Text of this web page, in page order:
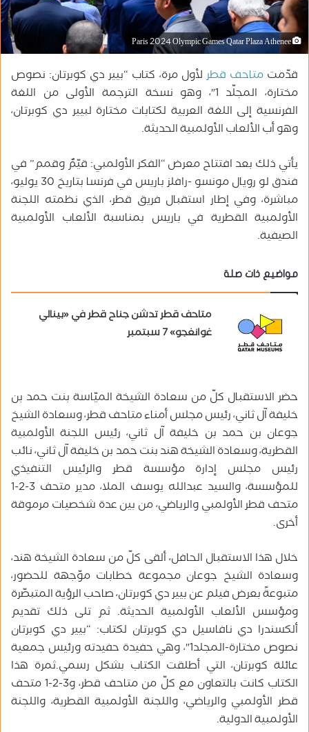
ك
ت
ر
و
Paris 2024 Olympic Games Qatar Plaza Athenee
قدّمتمتاحف قطر لأول مرة، كتاب “بيير دي كوبرتان: نصوص
مختارة، المجلّد 1″، وهو نسخة الترجمة الأولى من اللغة
الفرنسية إلى اللغة العربية لكتابات مختارة لبيير دي كوبرتان،
وهو أب الألعاب الأولمبية الحديثة.
يأتي ذلك بعد افتتاح معرض “الفكر الأولمبي: قيّمٌ وقمم” في
فندق لو رويال مونسو -رافلز باريس في فرنسا بتاريخ 30 يوليو،
مباشرة، وفي إطار استقبال فريق قطر، الذي نظمته اللجنة
الأولمبية القطرية في باريس بمناسبة الألعاب الأولمبية
الصيفية.
مواضيع ذات صلة
متاحف قطر تدشن جناح قطر في «بينالي
غوانغجو» 7 سبتمبر
حضر الاستقبال كلّ من سعادة الشيخة الميّاسة بنت حمد بن
خليفة آل ثاني، رئيس مجلس أمناء متاحف قطر، وسعادة الشيخ
جوعان بن حمد بن خليفة آل ثاني، رئيس اللجنة الأولمبية
القطرية، وسعادة الشيخة هند بنت حمد بن خليفة آل ثاني، نائب
رئيس مجلس إدارة مؤسسة قطر والرئيس التنفيذي
للمؤسسة، والسيد عبدالله يوسف الملا، مدير متحف 3-2-1
متحف قطر الأولمبي والرياضي، من بين عدة شخصيات مرموقة
أخرى.
خلال هذا الاستقبال الحافل، ألقى كلّ من سعادة الشيخة هند،
وسعادة الشيخ جوعان مجموعة خطابات موّجهة للحضور،
متبوعةً بعرض فيلم عن بيير دي كوبرتان، صاحب الرؤية المتبصّرة
ومؤسس الألعاب الأولمبية الحديثة. ثم تلى ذلك تقديم
ألكسندرا دي نافاسيل دي كوبرتان لكتاب: “بيير دي كوبرتان
نصوص مختارة-المجلد1″، وهي حفيدة حفيدته ورئيس جمعية
عائلة كوبرتان، التي أطلقت الكتاب بشكل رسمي.ثمرة هذا
الكتاب كانت بالتعاون مع كلّ من متاحف قطر، و3-2-1 متحف
قطر الأولمبي والرياضي، واللجنة الأولمبية القطرية، واللجنة
الأولمبية الدولية.